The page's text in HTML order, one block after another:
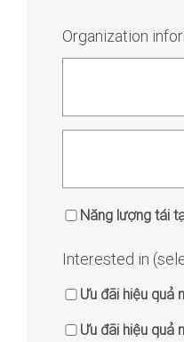
Organization
Năng lượng tái
Interested in
Ưu đãi hiệu quả
Ưu đãi hiệu quả